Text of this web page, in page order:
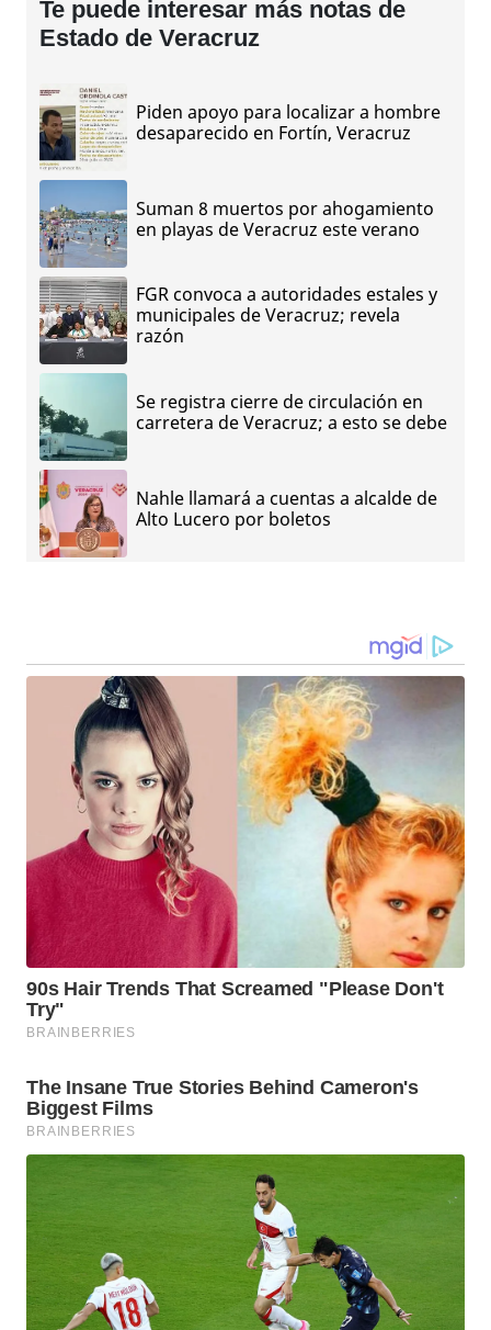
Te puede interesar más notas de
Estado de Veracruz
Piden apoyo para localizar a hombre
desaparecido en Fortín, Veracruz
Suman 8 muertos por ahogamiento
en playas de Veracruz este verano
FGR convoca a autoridades estales y
municipales de Veracruz; revela
razón
Se registra cierre de circulación en
carretera de Veracruz; a esto se debe
Nahle llamará a cuentas a alcalde de
Alto Lucero por boletos